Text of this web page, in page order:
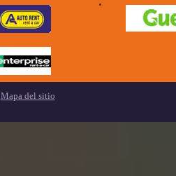
Mapa del sitio